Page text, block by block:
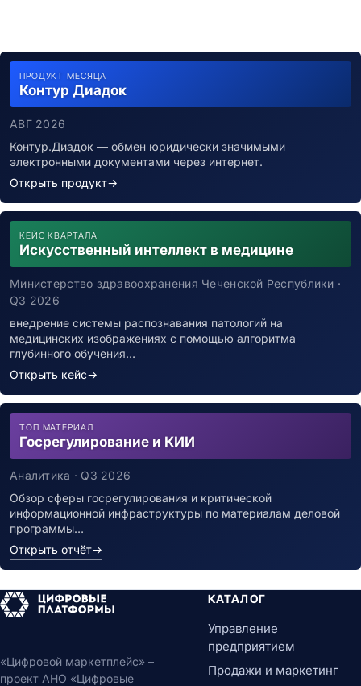
ПРОДУКТ МЕСЯЦА
Контур Диадок
АВГ 2026
Контур.Диадок — обмен юридически значимыми
электронными документами через интернет.
Открыть продукт→
КЕЙС КВАРТАЛА
Искусственный интеллект в медицине
Министерство здравоохранения Чеченской Республики ·
Q3 2026
внедрение системы распознавания патологий на
медицинских изображениях с помощью алгоритма
глубинного обучения…
Открыть кейс→
ТОП МАТЕРИАЛ
Госрегулирование и КИИ
Аналитика · Q3 2026
Обзор сферы госрегулирования и критической
информационной инфраструктуры по материалам деловой
программы…
Открыть отчёт→
«Цифровой маркетплейс» –
проект АНО «Цифровые
КАТАЛОГ
Управление
предприятием
Продажи и маркетинг